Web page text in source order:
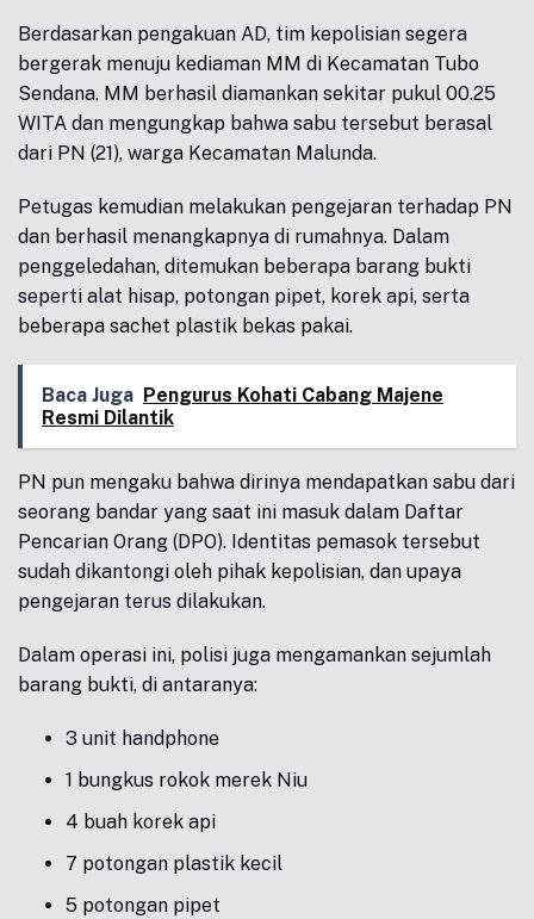
Berdasarkan pengakuan AD, tim kepolisian segera
bergerak menuju kediaman MM di Kecamatan Tubo
Sendana. MM berhasil diamankan sekitar pukul 00.25
WITA dan mengungkap bahwa sabu tersebut berasal
dari PN (21), warga Kecamatan Malunda.
Petugas kemudian melakukan pengejaran terhadap PN
dan berhasil menangkapnya di rumahnya. Dalam
penggeledahan, ditemukan beberapa barang bukti
seperti alat hisap, potongan pipet, korek api, serta
beberapa sachet plastik bekas pakai.
Baca Juga Pengurus Kohati Cabang Majene
Resmi Dilantik
PN pun mengaku bahwa dirinya mendapatkan sabu dari
seorang bandar yang saat ini masuk dalam Daftar
Pencarian Orang (DPO). Identitas pemasok tersebut
sudah dikantongi oleh pihak kepolisian, dan upaya
pengejaran terus dilakukan.
Dalam operasi ini, polisi juga mengamankan sejumlah
barang bukti, di antaranya:
3 unit handphone
1 bungkus rokok merek Niu
4 buah korek api
7 potongan plastik kecil
5 potongan pipet